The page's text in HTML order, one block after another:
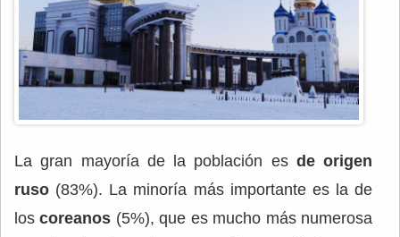
La gran mayoría de la población es de origen
ruso (83%). La minoría más importante es la de
los coreanos (5%), que es mucho más numerosa